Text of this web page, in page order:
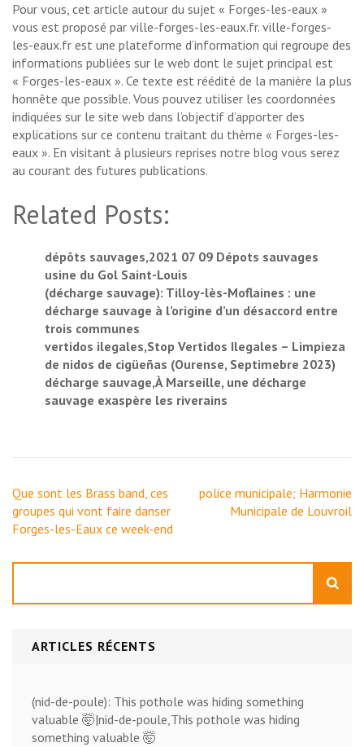
Pour vous, cet article autour du sujet « Forges-les-eaux »
vous est proposé par ville-forges-les-eaux.fr. ville-forges-
les-eaux.fr est une plateforme d’information qui regroupe des
informations publiées sur le web dont le sujet principal est
« Forges-les-eaux ». Ce texte est réédité de la manière la plus
honnête que possible. Vous pouvez utiliser les coordonnées
indiquées sur le site web dans l’objectif d’apporter des
explications sur ce contenu traitant du thème « Forges-les-
eaux ». En visitant à plusieurs reprises notre blog vous serez
au courant des futures publications.
Related Posts:
dépôts sauvages,2021 07 09 Dépots sauvages
usine du Gol Saint-Louis
(décharge sauvage): Tilloy-lès-Moflaines : une
décharge sauvage à l’origine d’un désaccord entre
trois communes
vertidos ilegales,Stop Vertidos Ilegales – Limpieza
de nidos de cigüeñas (Ourense, Septimebre 2023)
décharge sauvage,À Marseille, une décharge
sauvage exaspère les riverains
Navigation
de
l’article
Que sont les Brass band, ces
groupes qui vont faire danser
Forges-les-Eaux ce week-end
police municipale; Harmonie
Municipale de Louvroil
ARTICLES RÉCENTS
(nid-de-poule): This pothole was hiding something
valuable 🤯|nid-de-poule,This pothole was hiding
something valuable 🤯